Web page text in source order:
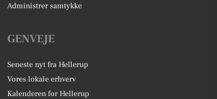
Administrer samtykke
GENVEJE
Seneste nyt fra Hellerup
Vores lokale erhverv
Kalenderen for Hellerup